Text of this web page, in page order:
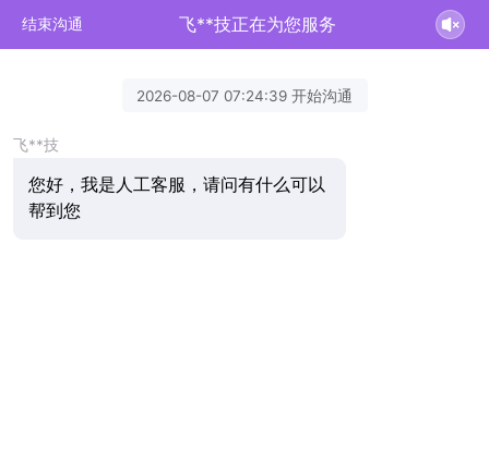
结束沟通 飞**技正在为您服务
2026-08-07 07:24:39 开始沟通
飞**技
您好，我是人工客服，请问有什么可以
帮到您